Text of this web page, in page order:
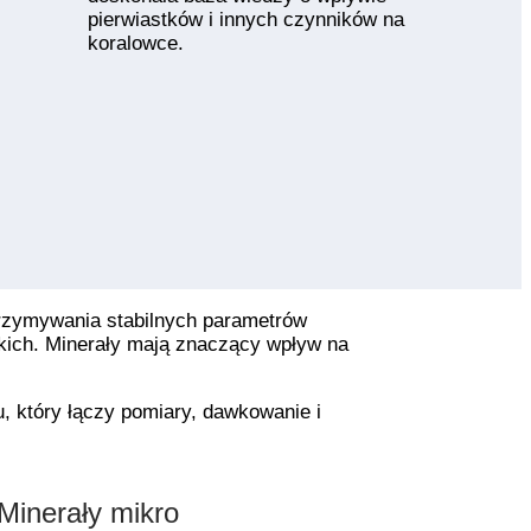
pierwiastków i innych czynników na
koralowce.
stabilnych parametrów
Minerały mają znaczący wpływ na
który łączy pomiary, dawkowanie i
Minerały mikro